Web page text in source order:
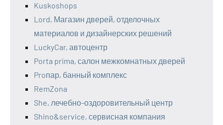
Kuskoshops
Lord, Магазин дверей, отделочных
материалов и дизайнерских решений
LuckyCar, автоцентр
Porta prima, салон межкомнатных дверей
Proпар, банный комплекс
RemZona
She, лечебно-оздоровительный центр
Shino&service, сервисная компания